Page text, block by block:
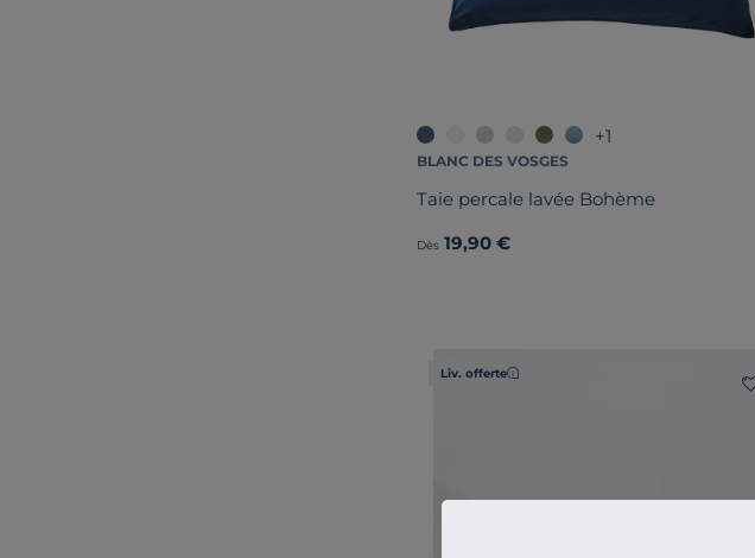
+1
BLANC DES VOSGES
Taie percale lavée Bohème
Dès 19,90 €
Liv. offerte